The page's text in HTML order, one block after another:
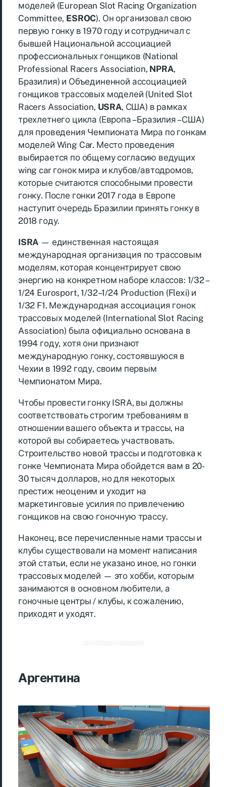
моделей (European Slot Racing Organization
Committee, ESROC). Он организовал свою
первую гонку в 1970 году и сотрудничал с
бывшей Национальной ассоциацией
профессиональных гонщиков (National
Professional Racers Association, NPRA,
Бразилия) и Объединенной ассоциацией
гонщиков трассовых моделей (United Slot
Racers Association, USRA, США) в рамках
трехлетнего цикла (Европа – Бразилия – США)
для проведения Чемпионата Мира по гонкам
моделей Wing Car. Место проведения
выбирается по общему согласию ведущих
wing car гонок мира и клубов/автодромов,
которые считаются способными провести
гонку. После гонки 2017 года в Европе
наступит очередь Бразилии принять гонку в
2018 году.
ISRA — единственная настоящая
международная организация по трассовым
моделям, которая концентрирует свою
энергию на конкретном наборе классов: 1/32 –
1/24 Eurosport, 1/32–1/24 Production (Flexi) и
1/32 F1. Международная ассоциация гонок
трассовых моделей (International Slot Racing
Association) была официально основана в
1994 году, хотя они признают
международную гонку, состоявшуюся в
Чехии в 1992 году, своим первым
Чемпионатом Мира.
Чтобы провести гонку ISRA, вы должны
соответствовать строгим требованиям в
отношении вашего объекта и трассы, на
которой вы собираетесь участвовать.
Строительство новой трассы и подготовка к
гонке Чемпионата Мира обойдется вам в 20-
30 тысяч долларов, но для некоторых
престиж неоценим и уходит на
маркетинговые усилия по привлечению
гонщиков на свою гоночную трассу.
Наконец, все перечисленные нами трассы и
клубы существовали на момент написания
этой статьи, если не указано иное, но гонки
трассовых моделей — это хобби, которым
занимаются в основном любители, а
гоночные центры / клубы, к сожалению,
приходят и уходят.
Аргентина